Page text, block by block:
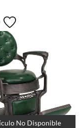
No Disponible